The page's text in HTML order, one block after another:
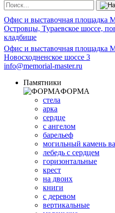
Офис и выставочная площадка
Островцы, Тураевское шоссе,
кладбище
Офис и выставочная площадка
Новосходненское шоссе 3
info@memorial-master.ru
Памятники
ФОРМА
стела
арка
сердце
с ангелом
барельеф
могильный камень
лебедь с сердцем
горизонтальные
крест
на двоих
книги
с деревом
вертикальные